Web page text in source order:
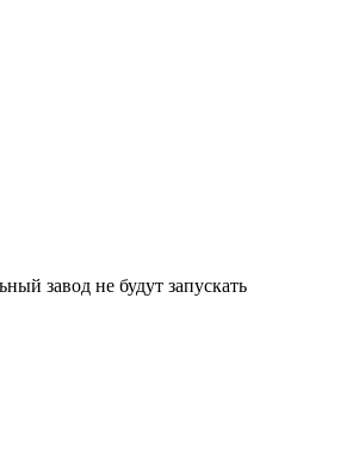
завод не будут запускать